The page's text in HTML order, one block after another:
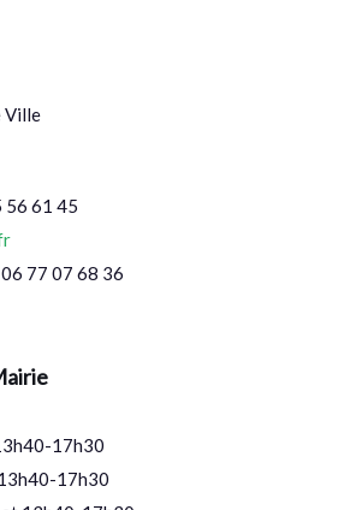
Ville
56 61 45
06 77 07 68 36
17h30
17h30